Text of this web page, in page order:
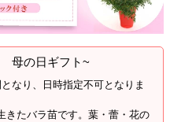
母の日ギフト~
なり、日時指定不可となりま
きたバラ苗です。葉・蕾・花の